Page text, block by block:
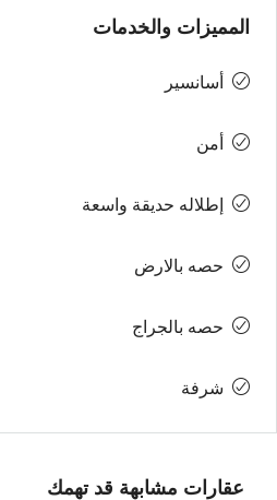
المميزات والخدمات
أسانسير
أمن
إطلاله حديقة واسعة
حصه بالارض
حصه بالجراج
شرفة
عقارات مشابهة قد تهمك